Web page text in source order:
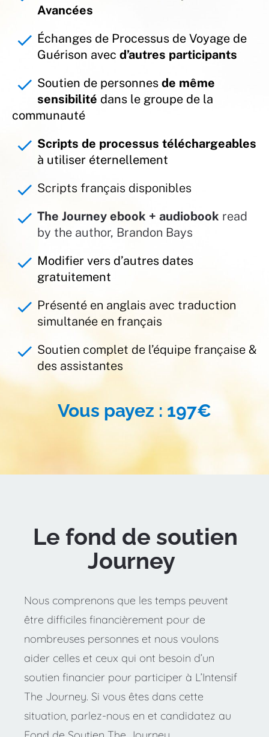
Avancées
check Échanges de Processus de Voyage de
Guérison avec d’autres participants
check Soutien de personnes de même
sensibilité dans le groupe de la
communauté
check Scripts de processus téléchargeables
à utiliser éternellement
check Scripts français disponibles
check The Journey ebook + audiobook read
by the author, Brandon Bays
check Modifier vers d’autres dates
gratuitement
check Présenté en anglais avec traduction
simultanée en français
check Soutien complet de l’équipe française &
des assistantes
Vous payez : 197€
Le fond de soutien
Journey
Nous comprenons que les temps peuvent
être difficiles financièrement pour de
nombreuses personnes et nous voulons
aider celles et ceux qui ont besoin d’un
soutien financier pour participer à L’Intensif
The Journey. Si vous êtes dans cette
situation, parlez-nous en et candidatez au